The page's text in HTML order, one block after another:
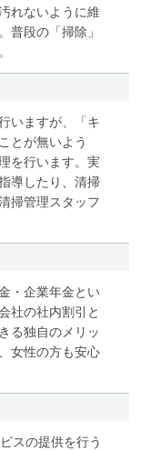
れないように維
普段の「掃除」
いますが、「キ
とが無いよう
を行います。実
導したり、清掃
掃管理スタッフ
・企業年金とい
社の社内割引と
る独自のメリッ
女性の方も安心
スの提供を行う